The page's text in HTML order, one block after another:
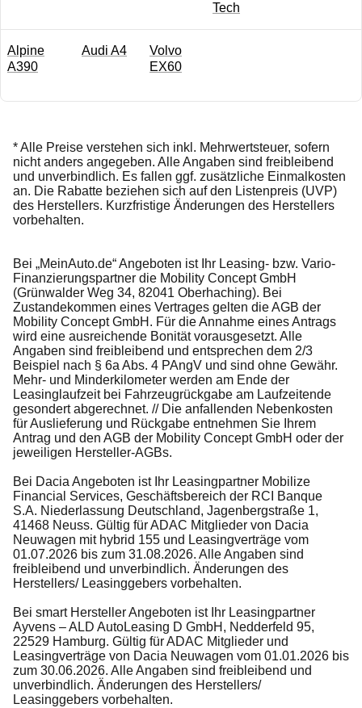
Tech
Alpine
A390
Audi A4
Volvo
EX60
* Alle Preise verstehen sich inkl. Mehrwertsteuer, sofern
nicht anders angegeben. Alle Angaben sind freibleibend
und unverbindlich. Es fallen ggf. zusätzliche Einmalkosten
an. Die Rabatte beziehen sich auf den Listenpreis (UVP)
des Herstellers. Kurzfristige Änderungen des Herstellers
vorbehalten.
Bei „MeinAuto.de“ Angeboten ist Ihr Leasing- bzw. Vario-
Finanzierungspartner die Mobility Concept GmbH
(Grünwalder Weg 34, 82041 Oberhaching). Bei
Zustandekommen eines Vertrages gelten die AGB der
Mobility Concept GmbH. Für die Annahme eines Antrags
wird eine ausreichende Bonität vorausgesetzt. Alle
Angaben sind freibleibend und entsprechen dem 2/3
Beispiel nach § 6a Abs. 4 PAngV und sind ohne Gewähr.
Mehr- und Minderkilometer werden am Ende der
Leasinglaufzeit bei Fahrzeugrückgabe am Laufzeitende
gesondert abgerechnet. // Die anfallenden Nebenkosten
für Auslieferung und Rückgabe entnehmen Sie Ihrem
Antrag und den AGB der Mobility Concept GmbH oder der
jeweiligen Hersteller-AGBs.
Bei Dacia Angeboten ist Ihr Leasingpartner Mobilize
Financial Services, Geschäftsbereich der RCI Banque
S.A. Niederlassung Deutschland, Jagenbergstraße 1,
41468 Neuss. Gültig für ADAC Mitglieder von Dacia
Neuwagen mit hybrid 155 und Leasingverträge vom
01.07.2026 bis zum 31.08.2026. Alle Angaben sind
freibleibend und unverbindlich. Änderungen des
Herstellers/ Leasinggebers vorbehalten.
Bei smart Hersteller Angeboten ist Ihr Leasingpartner
Ayvens – ALD AutoLeasing D GmbH, Nedderfeld 95,
22529 Hamburg. Gültig für ADAC Mitglieder und
Leasingverträge von Dacia Neuwagen vom 01.01.2026 bis
zum 30.06.2026. Alle Angaben sind freibleibend und
unverbindlich. Änderungen des Herstellers/
Leasinggebers vorbehalten.